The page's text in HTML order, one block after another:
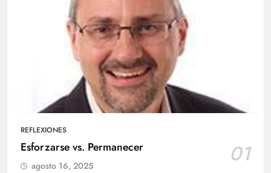
REFLEXIONES
Esforzarse vs. Permanecer 01
agosto 16, 2025